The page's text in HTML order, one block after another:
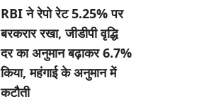
RBI ने रेपो रेट 5.25% पर
बरकरार रखा, जीडीपी वृद्धि
दर का अनुमान बढ़ाकर 6.7%
किया, महंगाई के अनुमान में
कटौती